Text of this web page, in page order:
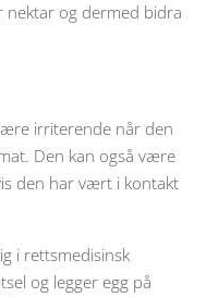
nektar og dermed bidra
irriterende når den
Den kan også være
den har vært i kontakt
i rettsmedisinsk
og legger egg på